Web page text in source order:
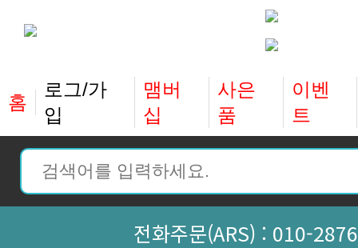
홈
입 십 품 트
전화주문(ARS) : 010-